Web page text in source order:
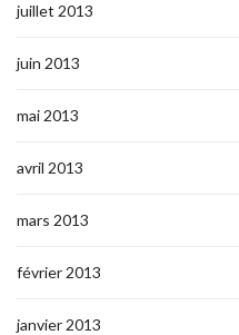
juillet 2013
juin 2013
mai 2013
avril 2013
mars 2013
février 2013
janvier 2013